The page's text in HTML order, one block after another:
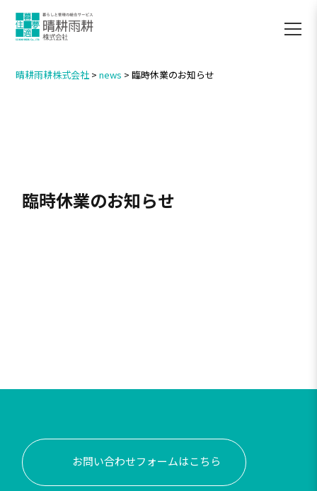
晴耕雨耕株式会社 >news >臨時休業のお知らせ
臨時休業のお知らせ
お問い合わせフォームはこちら